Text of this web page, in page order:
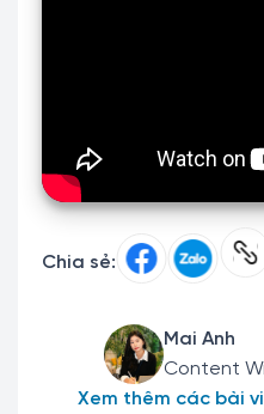
Chia sẻ:
Mai Anh
Content
Xem thêm các bài